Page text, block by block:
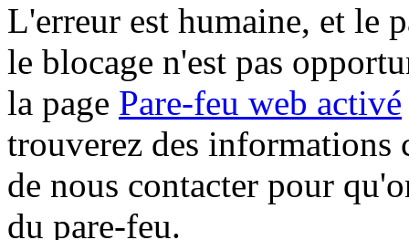
L'erreur est humaine, et le
le blocage n'est pas
la page Pare-feu web activé
trouverez des informations
de nous contacter pour
du pare-feu.